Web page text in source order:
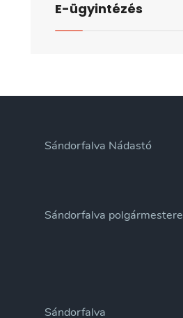
E-ügyintézés
Sándorfalva Nádastó
Sándorfalva polgármestere
Sándorfalva